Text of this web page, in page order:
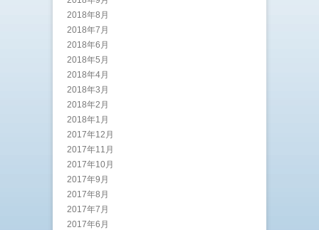
2018年8月
2018年7月
2018年6月
2018年5月
2018年4月
2018年3月
2018年2月
2018年1月
2017年12月
2017年11月
2017年10月
2017年9月
2017年8月
2017年7月
2017年6月